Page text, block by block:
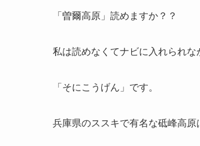
「曽爾高原」読めますか？？
私は読めなくてナビに入れられな
「そにこうげん」です。
兵庫県のススキで有名な砥峰高原